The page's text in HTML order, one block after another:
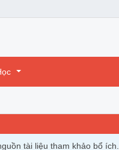
tài liệu tham khảo bổ ích.